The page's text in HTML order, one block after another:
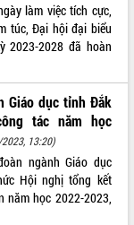
làm việc tích cực,
túc, Đại hội đại biểu
2023-2028 đã hoàn
Giáo dục tỉnh Đắk
tác năm học
13:20)
ngành Giáo dục
Hội nghị tổng kết
năm học 2022-2023,